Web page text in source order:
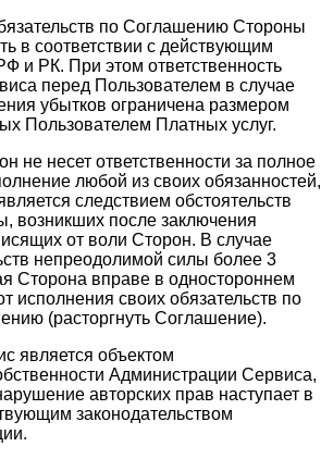
по Соглашению Стороны
в соответствии с действующим
и РК. При этом ответственность
перед Пользователем в случае
убытков ограничена размером
Пользователем Платных услуг.
не несет ответственности за полное
любой из своих обязанностей,
следствием обстоятельств
возникших после заключения
от воли Сторон. В случае
непреодолимой силы более 3
Сторона вправе в одностороннем
исполнения своих обязательств по
(расторгнуть Соглашение).
является объектом
Администрации Сервиса,
авторских прав наступает в
законодательством